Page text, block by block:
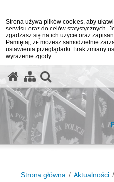
Strona używa plików cookies, aby
serwisu oraz do celów statystycznych.
zgadzasz się na ich użycie oraz
Pamiętaj, że możesz samodzielnie
ustawienia przeglądarki. Brak zmiany
wyrażenie zgody.
Strona główna Aktualności